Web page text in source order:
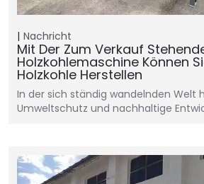
Nachricht
Mit Der Zum Verkauf
Holzkohlemaschine Können
Holzkohle Herstellen
In der sich ständig wandelnden Welt
Umweltschutz und nachhaltige